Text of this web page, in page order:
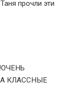
прочли эти
КЛАССНЫЕ